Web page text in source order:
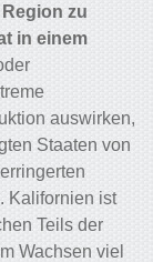
zu
in einem
auswirken,
Staaten von
Kalifornien ist
Teils der
Wachsen viel